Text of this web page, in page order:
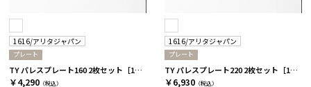
1616/アリタジャパン
プレート
TY パレスプレート160 2枚セット［1616/アリタジャパン］
￥4,290 （税込）
1616/アリタジャパン
プレート
TY パレスプレート220 2枚セット［1616/アリタジャパン］
￥6,930 （税込）